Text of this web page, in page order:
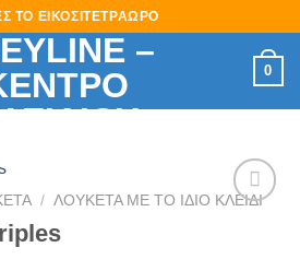
ΤΟ ΕΙΚΟΣΙΤΕΤΡΑΩΡΟ
0
/ ΛΟΥΚΕΤΑ ΜΕ ΤΟ ΙΔΙΟ ΚΛΕΙΔΙ